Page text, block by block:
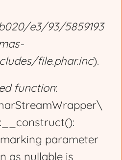
e3/93/5859193
file.phar.inc).
function:
parameter
as nullable is